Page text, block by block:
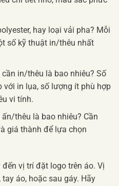
hay loại vải pha? Mỗi
số kỹ thuật in/thêu nhất
in/thêu là bao nhiêu? Số
in lụa, số lượng ít phù hợp
vi tính.
thêu là bao nhiêu? Cần
giá thành để lựa chọn
vị trí đặt logo trên áo. Vị
áo, hoặc sau gáy. Hãy